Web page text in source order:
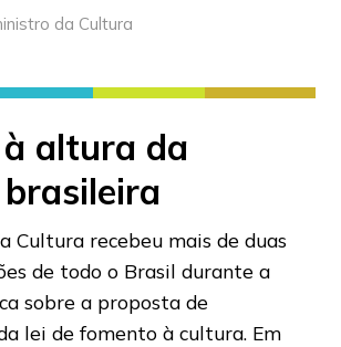
da Cultura
altura da
Cultura recebeu mais de duas
de todo o Brasil durante a
sobre a proposta de
lei de fomento à cultura. Em